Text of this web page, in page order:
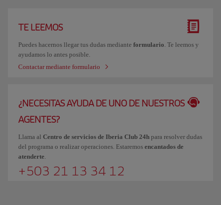
TE LEEMOS
Puedes hacernos llegar tus dudas mediante formulario. Te leemos y
ayudamos lo antes posible.
Contactar mediante formulario
¿NECESITAS AYUDA DE UNO DE NUESTROS
AGENTES?
Llama al Centro de servicios de Iberia Club 24h para resolver dudas
del programa o realizar operaciones. Estaremos encantados de
atenderte.
+503 21 13 34 12